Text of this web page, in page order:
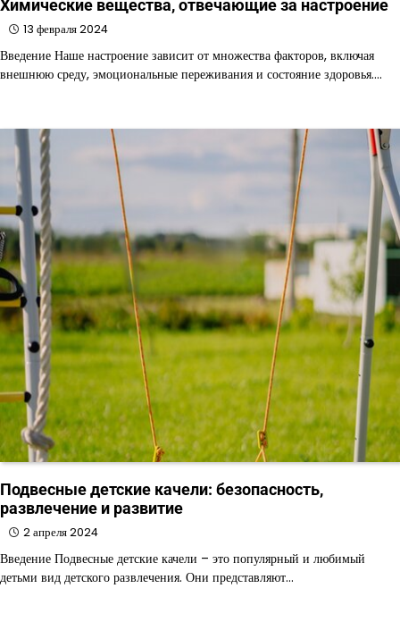
Химические вещества, отвечающие за настроение
13 февраля 2024
Введение Наше настроение зависит от множества факторов, включая
внешнюю среду, эмоциональные переживания и состояние здоровья.…
Подвесные детские качели: безопасность,
развлечение и развитие
2 апреля 2024
Введение Подвесные детские качели – это популярный и любимый
детьми вид детского развлечения. Они представляют…